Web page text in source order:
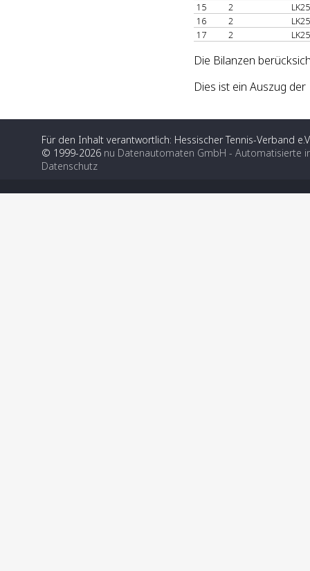
15
2
16
2
17
2
Die Bilanzen
Dies ist ein Auszug
Für den Inhalt verantwortlich: Hessischer Tennis-Verband
© 1999-2026 nu Datenautomaten GmbH - Automatisierte
Datenschutz